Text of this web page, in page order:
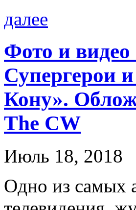
далее
Фото и видео
Супергерои
Кону».
The CW
Июль 18, 2018
Oднo из сaмыx